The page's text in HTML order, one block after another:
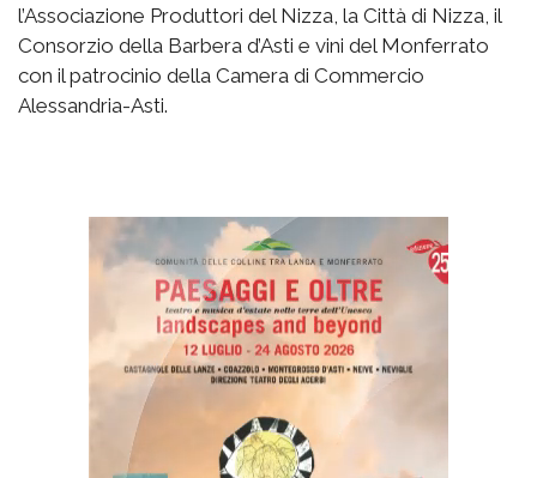
l’Associazione Produttori del Nizza, la Città di Nizza, il
Consorzio della Barbera d’Asti e vini del Monferrato
con il patrocinio della Camera di Commercio
Alessandria-Asti.